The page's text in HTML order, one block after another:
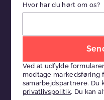
Hvor har du hørt om os?
dette
felt
tomt
Ved at udfylde
modtage markedsføring
samarbejdspartnere. Du
privatlivspolitik. Du kan